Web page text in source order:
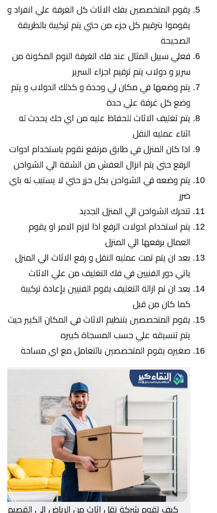
يقوم المتخصصين بفك الاثاث كل الغرفة علي انفراد و
يقوموا بترقيم كل جزء من حتي يتم تركيبة بالطريقة
الصحيحة
فعلي سبيل المثال عند فك الغرفة النوم المكونة من
سرير و دولاب يتم ترقيم اجزاء السرير
يتم وضعها في مكان لي وحدة و كذلك الدولاب و يتم
وضع كل غرفة علي حدة
يتم تغليف الاثاث للحفاظ عليه من اي حك يحدث له
اثناء عمليه النقل
اذا كان المنزل في طابق مرتفع نقوم باستخدام ادوات
الرفع حتي يتم انزال العفش من الشقة الي الشواحن
يتم وضعه في الشواحن بكل حزر حتي لا يستبب له باي
ضرر
تتحرك الشواحن الي المنزل الجديد
يتم استخدام ادولات الرفع اذا لازم الامر او يقوم
العمال برفعها الي المنزل
بعد ان يتم تمت عمليه النقل و رفع الاثاث الي المنزل
ياتي دور الفنيين في فك التغليف من علي الاثاث
بعد ان تم ازالة التغليف يقوم الفنيين بإعادة تركيبة
كما كان من قبل
يقوم المتخصصين بتنظيم الاثاث في المكان الكبير حيث
يتم تنسيقه علي حسب المسجاة كبيره
صغيره يقوم المتخصصين بالتعامل مع اي مساحة
كيف تقوم شركة نقل اثاث من الرياض الي القصيم